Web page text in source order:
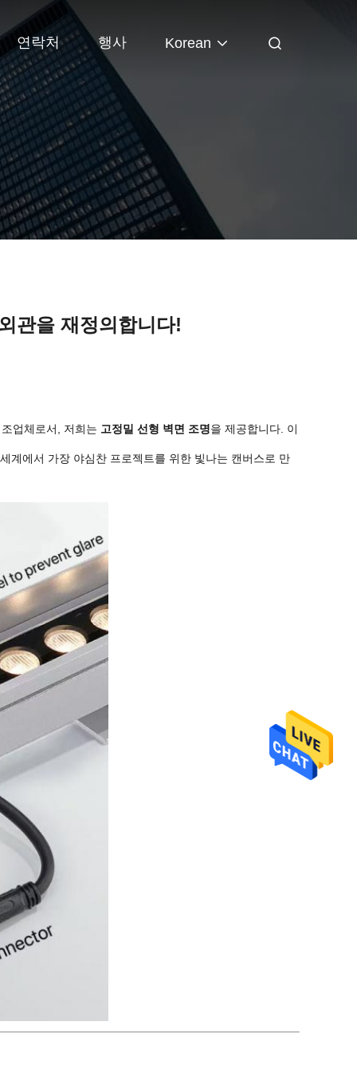
연락처 행사 Korean
관을 재정의합니다!
업체로서, 저희는 고정밀 선형 벽면 조명을 제공합니다. 이
계에서 가장 야심찬 프로젝트를 위한 빛나는 캔버스로 만